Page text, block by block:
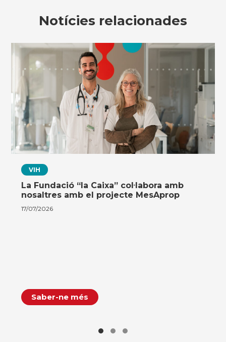
Notícies relacionades
VIH
La Fundació “la Caixa” col·labora amb
nosaltres amb el projecte MesAprop
17/07/2026
Saber-ne més